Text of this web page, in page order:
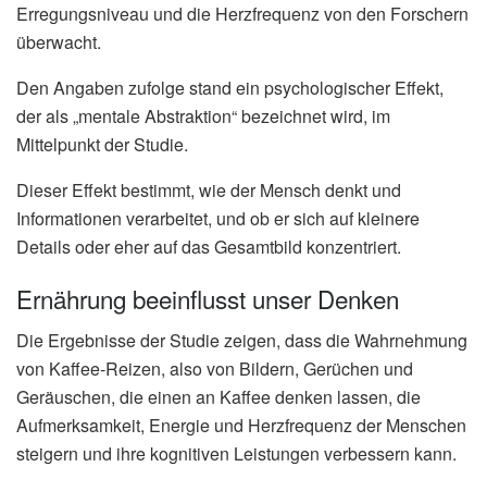
Erregungsniveau und die Herzfrequenz von den Forschern
überwacht.
Den Angaben zufolge stand ein psychologischer Effekt,
der als „mentale Abstraktion“ bezeichnet wird, im
Mittelpunkt der Studie.
Dieser Effekt bestimmt, wie der Mensch denkt und
Informationen verarbeitet, und ob er sich auf kleinere
Details oder eher auf das Gesamtbild konzentriert.
Ernährung beeinflusst unser Denken
Die Ergebnisse der Studie zeigen, dass die Wahrnehmung
von Kaffee-Reizen, also von Bildern, Gerüchen und
Geräuschen, die einen an Kaffee denken lassen, die
Aufmerksamkeit, Energie und Herzfrequenz der Menschen
steigern und ihre kognitiven Leistungen verbessern kann.